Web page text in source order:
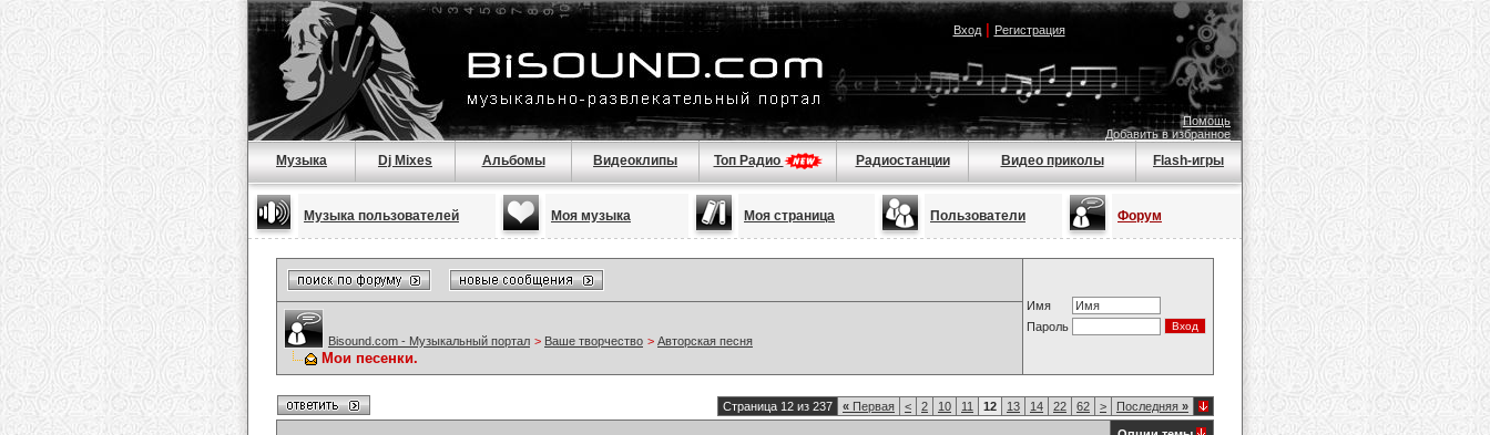
Вход| Регистрация
Помощь
Добавить в избранное
Музыка Dj Mixes Альбомы Видеоклипы Топ Радио Радиостанции Видео приколы Flash-игры
Музыка пользователей Моя музыка Моя страница Пользователи Форум
Имя
Пароль
Bisound.com - Музыкальный портал > Ваше творчество > Авторская песня
Мои песенки.
Страница 12 из 237 « Первая < 2 10 11 12 13 14 22 62 > Последняя »